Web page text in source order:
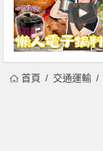
首頁 交通運輸